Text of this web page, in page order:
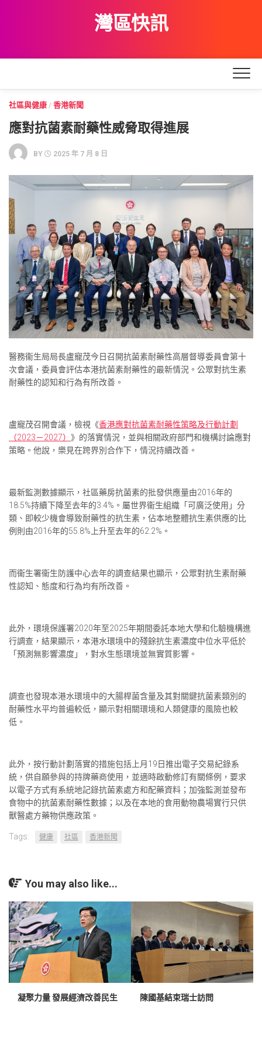
灣區快訊
社區與健康 / 香港新聞
應對抗菌素耐藥性威脅取得進展
BY 2025 年 7 月 8 日
醫務衞生局局長盧寵茂今日召開抗菌素耐藥性高層督導委員會第十
次會議，委員會評估本港抗菌素耐藥性的最新情況。公眾對抗生素
耐藥性的認知和行為有所改善。
盧寵茂召開會議，檢視《香港應對抗菌素耐藥性策略及行動計劃
（2023－2027） 》的落實情況，並與相關政府部門和機構討論應對
策略。他說，樂見在跨界別合作下，情況持續改善。
最新監測數據顯示，社區藥房抗菌素的批發供應量由2016年的
18.5%持續下降至去年的3.4%。屬世界衞生組織「可廣泛使用」分
類、即較少機會導致耐藥性的抗生素，佔本地整體抗生素供應的比
例則由2016年的55.8%上升至去年的62.2%。
而衞生署衞生防護中心去年的調查結果也顯示，公眾對抗生素耐藥
性認知、態度和行為均有所改善。
此外，環境保護署2020年至2025年期間委託本地大學和化驗機構進
行調查，結果顯示，本港水環境中的殘餘抗生素濃度中位水平低於
「預測無影響濃度」，對水生態環境並無實質影響。
調查也發現本港水環境中的大腸桿菌含量及其對關鍵抗菌素類別的
耐藥性水平均普遍較低，顯示對相關環境和人類健康的風險也較
低。
此外，按行動計劃落實的措施包括上月19日推出電子交易紀錄系
統，供自願參與的持牌藥商使用，並適時啟動修訂有關條例，要求
以電子方式有系統地記錄抗菌素處方和配藥資料；加強監測並發布
食物中的抗菌素耐藥性數據；以及在本地的食用動物農場實行只供
獸醫處方藥物供應政策。
Tags: 健康 社區 香港新聞
You may also like...
凝聚力量 發展經濟改善民生 陳國基結束瑞士訪問